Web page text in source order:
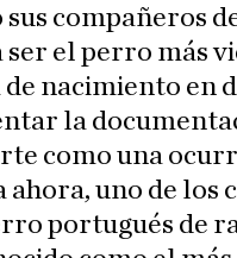
sus compañeros
ser el perro más
de nacimiento en
la
como una
ahora, uno de los
portugués de